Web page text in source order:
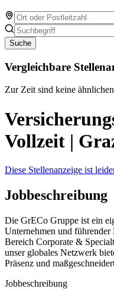
Suche
Vergleichbare
Zur Zeit sind keine
Vollzeit |
Diese Stellenanzeige ist
Jobbeschreibung
Die GrECo Gruppe ist ein
Unternehmen und
Bereich Corporate &
unser globales Netzwerk
Präsenz und
Jobbeschreibung